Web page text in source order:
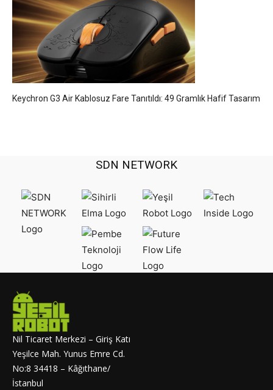
Keychron G3 Air Kablosuz Fare Tanıtıldı: 49 Gramlık Hafif Tasarım
SDN NETWORK
Nil Ticaret Merkezi – Giriş Katı
Yeşilce Mah. Yunus Emre Cd.
No:8 34418 – Kâğıthane/
İstanbul